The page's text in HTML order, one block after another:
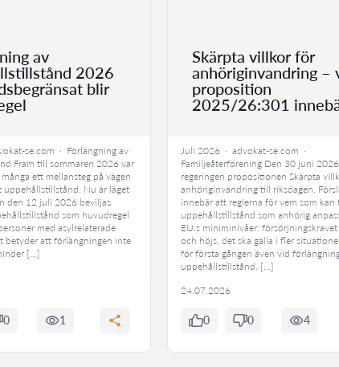
av
2026
blir
se.com · Förlängning av
Fram till sommaren 2026 var
ett mellansteg på vägen
uppehållstillstånd. Nu är läget
den 12 juli 2026 beviljas
som huvudregel
med asylrelaterade
betyder att förlängningen inte
[…]
0 1
Skärpta villkor för
anhöriginvandring –
proposition
2025/26:301
Juli 2026 · advokat-se.com ·
Familjeåterförening Den 30 juni
regeringen propositionen Skärpta
anhöriginvandring till riksdagen.
innebär att reglerna för vem som kan
uppehållstillstånd som anhörig
EU:s miniminivåer: försörjningskravet
och höjs, det ska gälla i fler
för första gången även vid
uppehållstillstånd. […]
24.07.2026
0 0 4